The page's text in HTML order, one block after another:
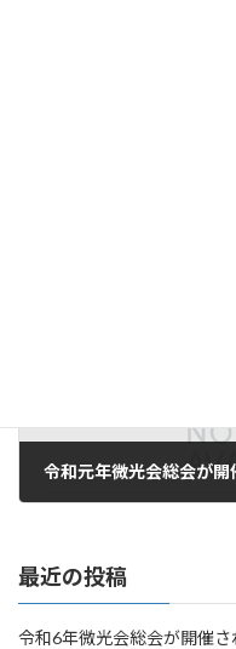
令和元年微光会総会が開
最近の投稿
令和6年微光会総会が開催さ